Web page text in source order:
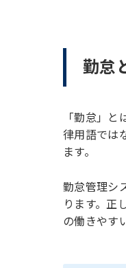
勤怠
「勤怠」
律用語では
ます。
勤怠管理シ
ります。正
の働きやす